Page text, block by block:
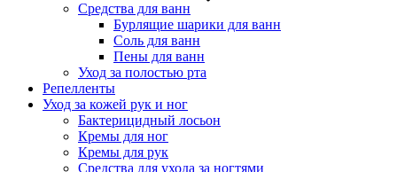
Средства для ванн
Бурлящие шарики для ванн
Соль для ванн
Пены для ванн
Уход за полостью рта
Репелленты
Уход за кожей рук и ног
Бактерицидный лосьон
Кремы для ног
Кремы для рук
Средства для ухода за ногтями